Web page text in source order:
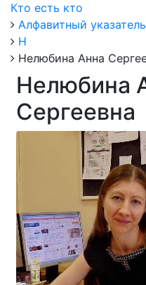
Кто есть кто
Алфавитный указатель
Н
Нелюбина Анна
Нелюбина
Сергеевна